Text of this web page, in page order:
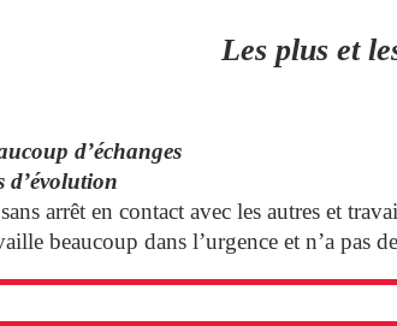
Les plus et
d’échanges
d’évolution
arrêt en contact avec les autres et
beaucoup dans l’urgence et n’a pas